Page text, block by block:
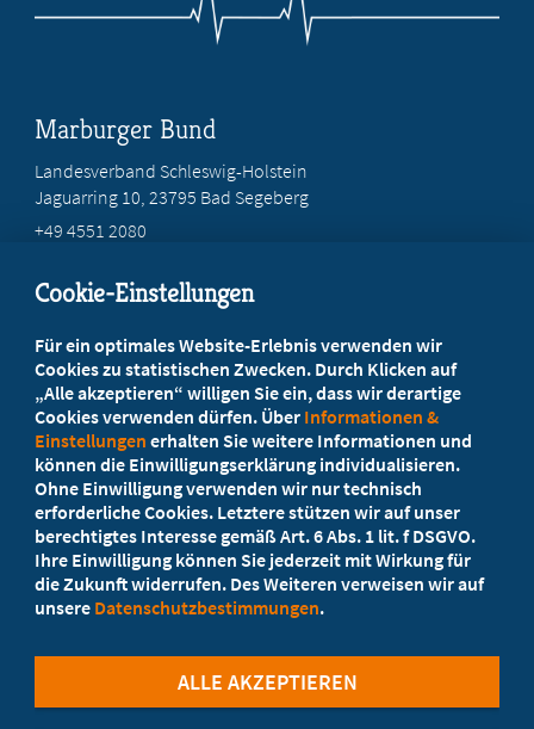
Marburger Bund
Landesverband Schleswig-Holstein
Jaguarring 10, 23795 Bad Segeberg
+49 4551 2080
Ihr Landesverband berät Sie!
Ansprechpartner
Werden Sie jetzt Mitglied
5 Vorteile einer MB-Mitgliedschaft
Cookie-Einstellungen
Für ein optimales Website-Erlebnis verwenden wir
Cookies zu statistischen Zwecken. Durch Klicken auf
„Alle akzeptieren“ willigen Sie ein, dass wir derartige
Cookies verwenden dürfen. Über Informationen &
Einstellungen erhalten Sie weitere Informationen und
können die Einwilligungserklärung individualisieren.
Ohne Einwilligung verwenden wir nur technisch
erforderliche Cookies. Letztere stützen wir auf unser
berechtigtes Interesse gemäß Art. 6 Abs. 1 lit. f DSGVO.
Ihre Einwilligung können Sie jederzeit mit Wirkung für
die Zukunft widerrufen. Des Weiteren verweisen wir auf
unsere Datenschutzbestimmungen.
ALLE AKZEPTIEREN